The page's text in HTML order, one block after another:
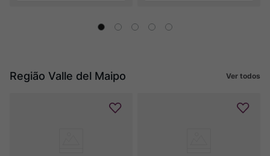
Região Valle del Maipo Ver todos